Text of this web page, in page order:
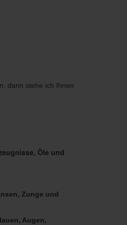
dann stehe ich Ihnen
Öle und
Zunge und
Augen,